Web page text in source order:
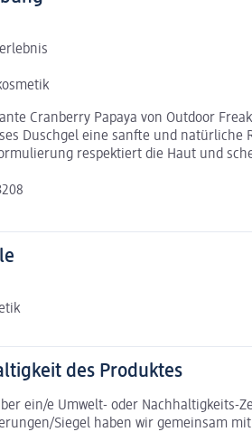
Cranberry Papaya von Outdoor
Duschgel eine sanfte und
respektiert die Haut und
des Produktes
ein/e Umwelt- oder
Siegel haben wir gemeinsam